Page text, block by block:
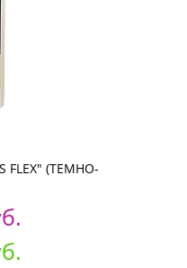
FLEX" (ТЕМНО-